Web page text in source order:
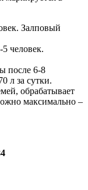
Залповый
5 человек.
после 6-8
л за сутки.
обрабатывает
максимально –